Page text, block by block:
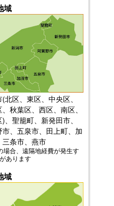
域
北区、東区、中央区、
秋葉区、西区、南区、
、聖籠町、新発田市、
市、五泉市、田上町、加
三条市、燕市
場合、遠隔地経費が発生す
あります
域